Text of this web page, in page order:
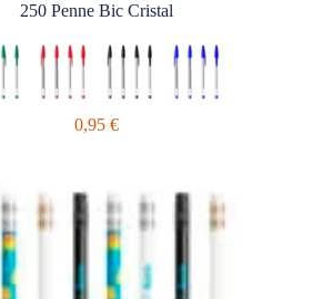
250 Penne Bic Cristal
0,95 €